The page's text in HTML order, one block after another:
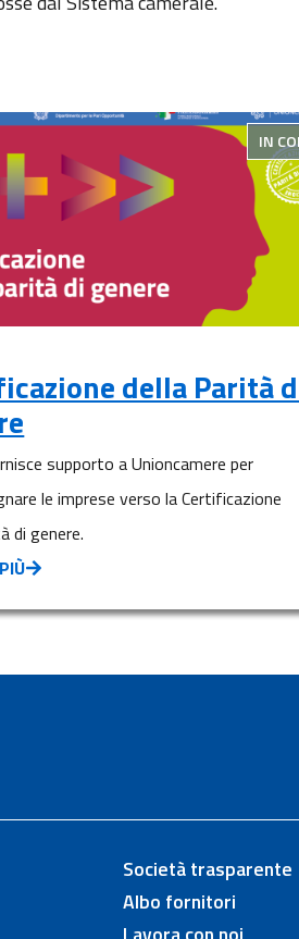
IN
della Parità
supporto a Unioncamere per
le imprese verso la Certificazione
di genere.
Società trasparente
Albo fornitori